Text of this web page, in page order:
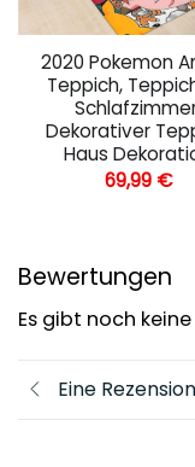
2020 Pokemon
Teppich,
Dekorativer
Haus
69,99 €
Bewertungen
Es gibt noch
Eine